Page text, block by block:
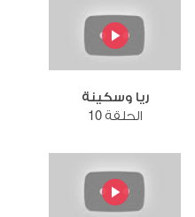
ريا وسكينة
الحلقة 10